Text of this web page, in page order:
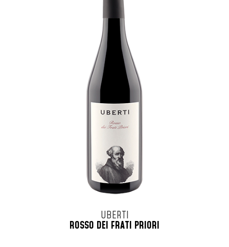
UBERTI
ROSSO DEI FRATI PRIORI